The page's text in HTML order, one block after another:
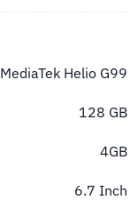
MediaTek Helio G99
128 GB
4GB
6.7 Inch